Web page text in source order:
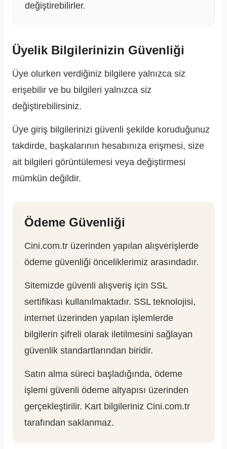
değiştirebilirler.
Üyelik Bilgilerinizin Güvenliği
Üye olurken verdiğiniz bilgilere yalnızca siz
erişebilir ve bu bilgileri yalnızca siz
değiştirebilirsiniz.
Üye giriş bilgilerinizi güvenli şekilde koruduğunuz
takdirde, başkalarının hesabınıza erişmesi, size
ait bilgileri görüntülemesi veya değiştirmesi
mümkün değildir.
Ödeme Güvenliği
Cini.com.tr üzerinden yapılan alışverişlerde
ödeme güvenliği önceliklerimiz arasındadır.
Sitemizde güvenli alışveriş için SSL
sertifikası kullanılmaktadır. SSL teknolojisi,
internet üzerinden yapılan işlemlerde
bilgilerin şifreli olarak iletilmesini sağlayan
güvenlik standartlarından biridir.
Satın alma süreci başladığında, ödeme
işlemi güvenli ödeme altyapısı üzerinden
gerçekleştirilir. Kart bilgileriniz Cini.com.tr
tarafından saklanmaz.